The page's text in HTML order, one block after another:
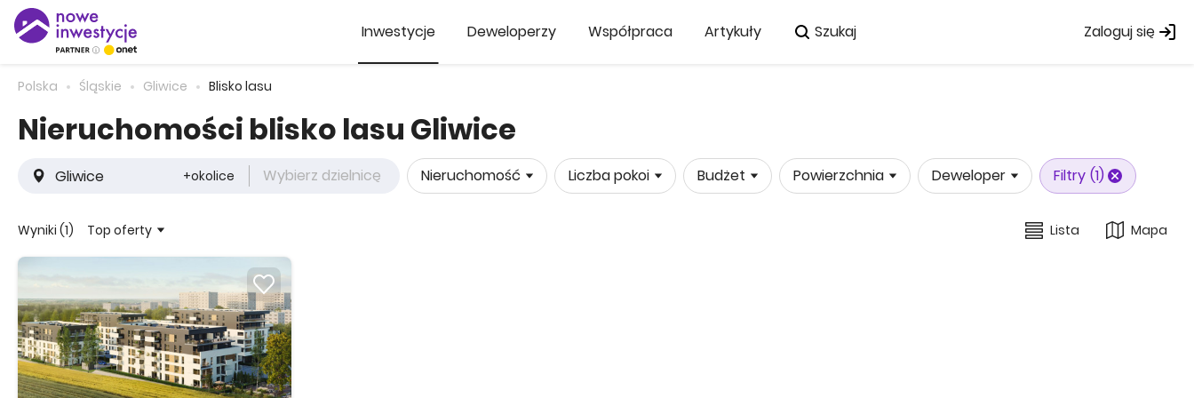
Inwestycje Deweloperzy Współpraca Artykuły Szukaj Zaloguj się
Polska Śląskie Gliwice Blisko lasu
Nieruchomości blisko lasu Gliwice
+okolice Wybierz dzielnicę Nieruchomość Liczba pokoi Budżet Powierzchnia Deweloper Filtry (1)
Wyniki (1) Top oferty Lista Mapa